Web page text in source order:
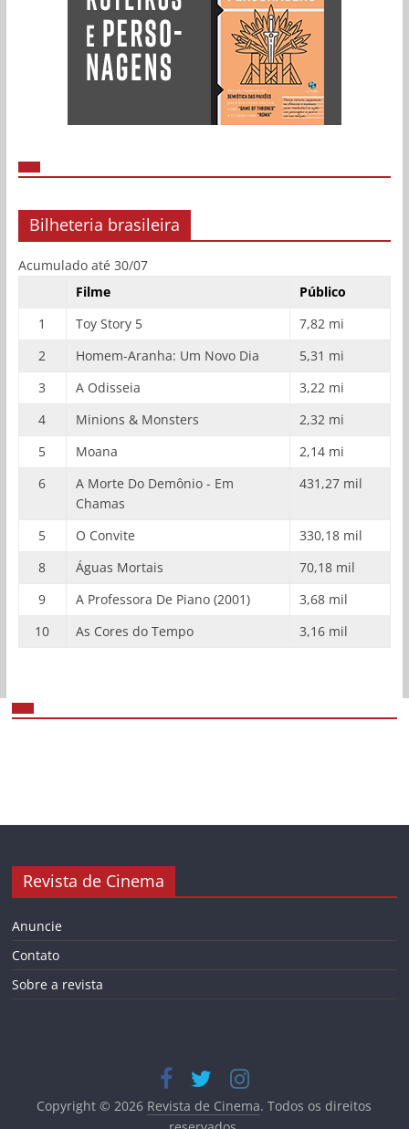
Bilheteria brasileira
Acumulado até 30/07
Filme
Público
1
Toy Story 5
7,82 mi
2
Homem-Aranha: Um Novo Dia
5,31 mi
3
A Odisseia
3,22 mi
4
Minions & Monsters
2,32 mi
5
Moana
2,14 mi
6
A Morte Do Demônio - Em
Chamas
431,27 mil
5 O Convite
330,18 mil
8
Águas Mortais
70,18 mil
9
A Professora De Piano (2001)
3,68 mil
10
As Cores do Tempo 3,16 mil
Revista de Cinema
Anuncie
Contato
Sobre a revista
Copyright © 2026 Revista de Cinema. Todos os direitos